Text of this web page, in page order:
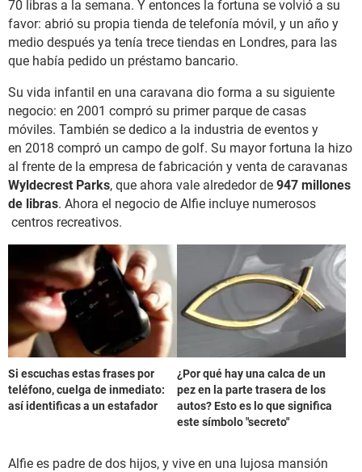
70 libras a la semana. Y entonces la fortuna se volvió a su
favor: abrió su propia tienda de telefonía móvil, y un año y
medio después ya tenía trece tiendas en Londres, para las
que había pedido un préstamo bancario.
Su vida infantil en una caravana dio forma a su siguiente
negocio: en 2001 compró su primer parque de casas
móviles. También se dedico a la industria de eventos y
en 2018 compró un campo de golf. Su mayor fortuna la hizo
al frente de la empresa de fabricación y venta de caravanas
Wyldecrest Parks, que ahora vale alrededor de 947 millones
de libras. Ahora el negocio de Alfie incluye numerosos
centros recreativos.
Si escuchas estas frases por
teléfono, cuelga de inmediato:
así identificas a un estafador
¿Por qué hay una calca de un
pez en la parte trasera de los
autos? Esto es lo que significa
este símbolo "secreto"
Alfie es padre de dos hijos, y vive en una lujosa mansión